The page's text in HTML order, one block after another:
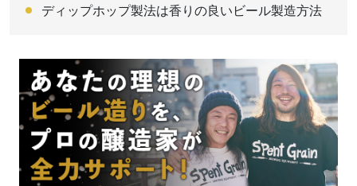
ディップホップ製法は香りの良いビール製造方法